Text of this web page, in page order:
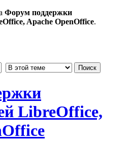
Форум поддержки
Apache OpenOffice.
LibreOffice,